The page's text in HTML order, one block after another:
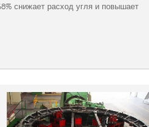
снижает расход угля и повышает